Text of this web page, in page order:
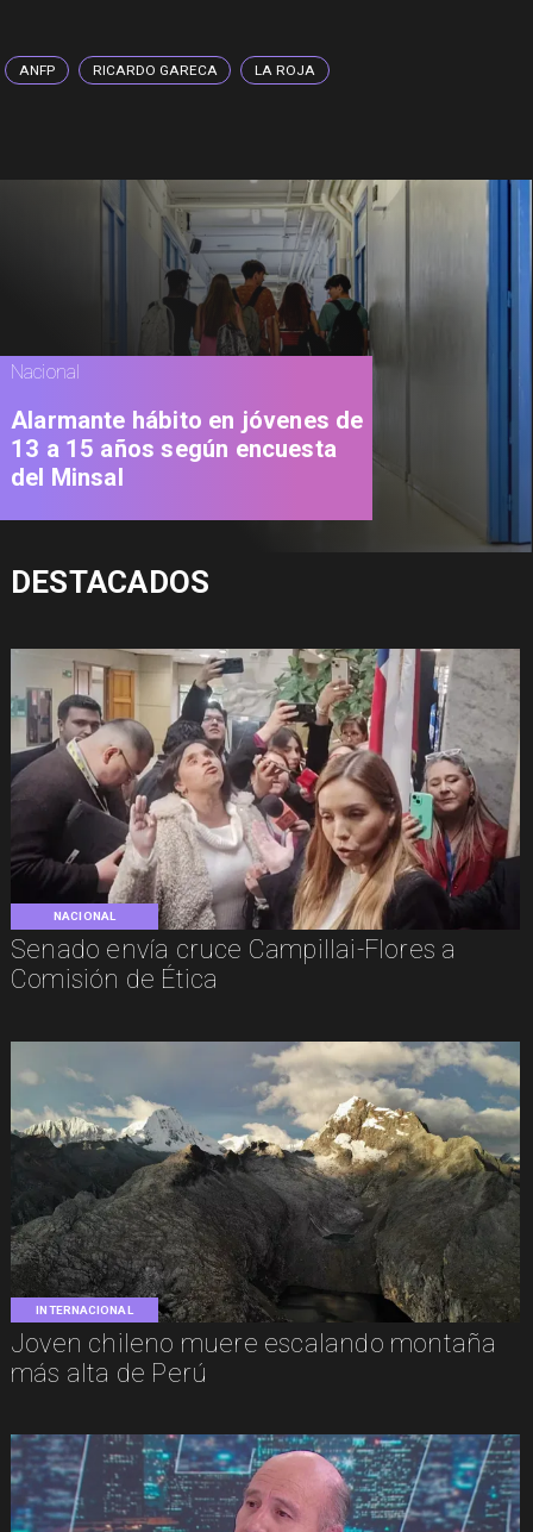
ANFP RICARDO GARECA LA ROJA
NACIONAL
Senado envía cruce Campillai-Flores a
Comisión de Ética
INTERNACIONAL
Joven chileno muere escalando montaña
más alta de Perú
Nacional
Alarmante hábito en jóvenes de
13 a 15 años según encuesta
del Minsal
DESTACADOS